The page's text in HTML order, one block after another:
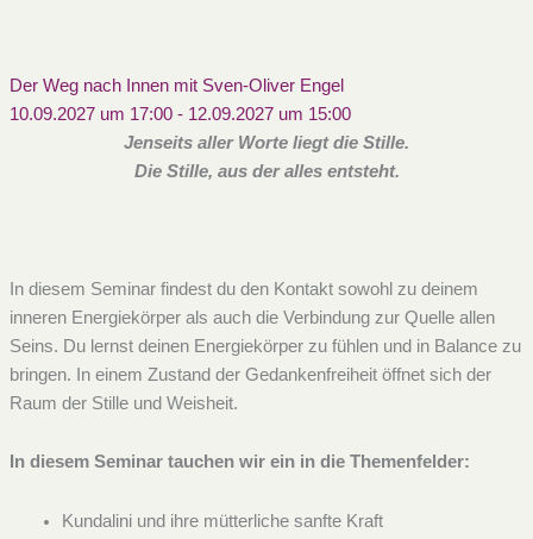
Der Weg nach Innen mit Sven-Oliver Engel
10.09.2027 um 17:00- 12.09.2027 um 15:00
Jenseits aller Worte liegt die Stille.
Die Stille, aus der alles entsteht.
In diesem Seminar findest du den Kontakt sowohl zu deinem
inneren Energiekörper als auch die Verbindung zur Quelle allen
Seins. Du lernst deinen Energiekörper zu fühlen und in Balance zu
bringen. In einem Zustand der Gedankenfreiheit öffnet sich der
Raum der Stille und Weisheit.
In diesem Seminar tauchen wir ein in die Themenfelder:
Kundalini und ihre mütterliche sanfte Kraft